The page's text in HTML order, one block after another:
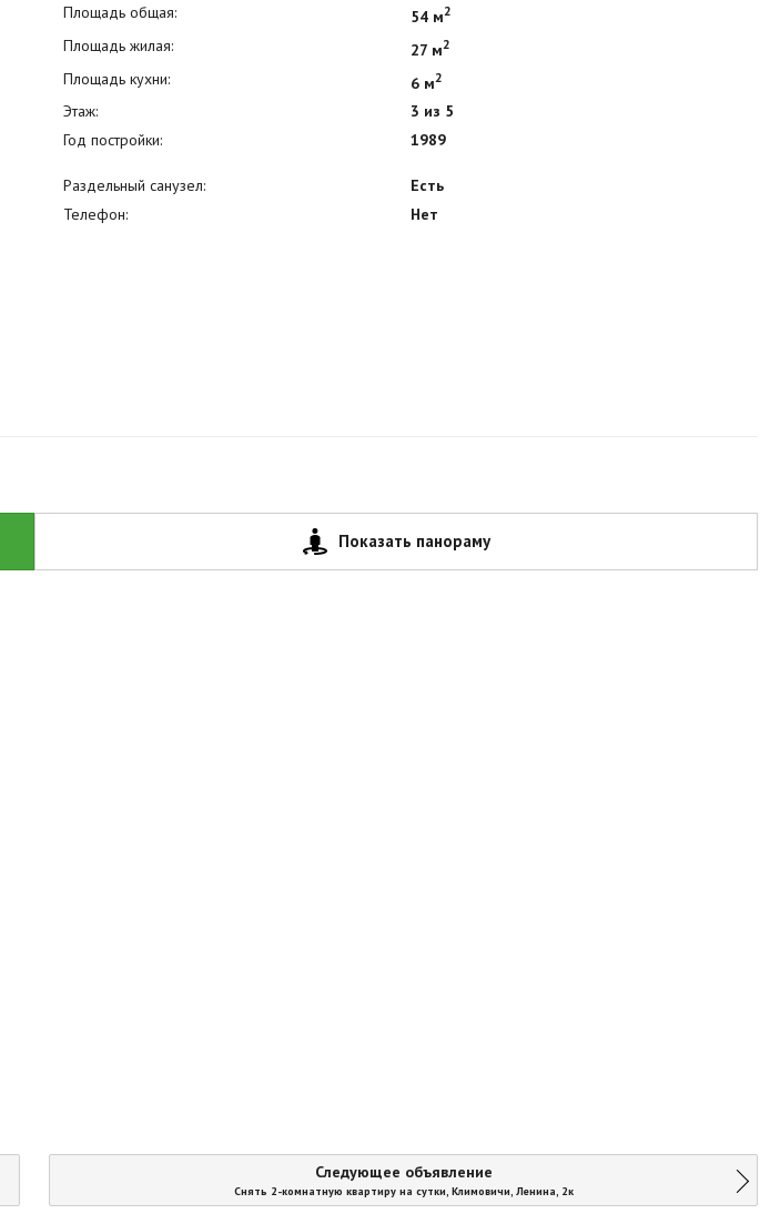
Площадь общая: 54 м2
Площадь жилая: 27 м2
Площадь кухни: 6 м2
Этаж:
3 из 5
Год постройки:
1989
Раздельный санузел:
Есть
Телефон:
Нет
Показать панораму
Следующее объявление
Снять 2-комнатную квартиру на сутки, Климовичи, Ленина, 2к